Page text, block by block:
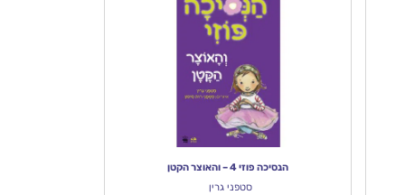
הנסיכה פוזי 4 – והאוצר הקטן
סטפני גרין